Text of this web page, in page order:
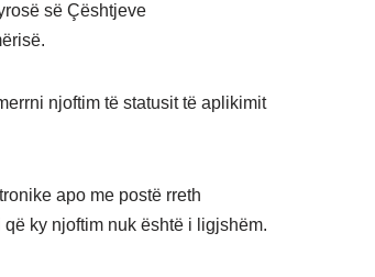
së Çështjeve
njoftim të statusit të aplikimit
apo me postë rreth
ky njoftim nuk është i ligjshëm.